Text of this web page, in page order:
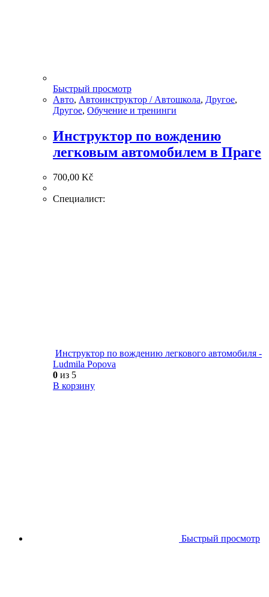
Быстрый просмотр
Авто, Автоинструктор / Автошкола, Другое,
Другое, Обучение и тренинги
Инструктор по вождению
легковым автомобилем в Праге
700,00 Kč
Специалист:
Инструктор по вождению легкового автомобиля -
Ludmila Popova
0 из 5
В корзину
Быстрый просмотр